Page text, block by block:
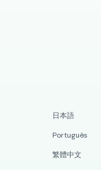
日本語
Português
繁體中文